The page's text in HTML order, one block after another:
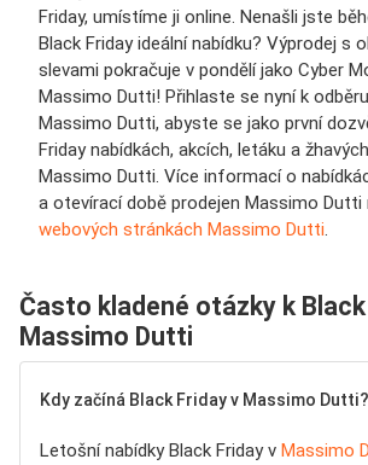
Friday, umístíme ji online. Nenašli jste
Black Friday ideální nabídku? Výprodej s
slevami pokračuje v pondělí jako Cyber
Massimo Dutti! Přihlaste se nyní k
Massimo Dutti, abyste se jako první
Friday nabídkách, akcích, letáku a
Massimo Dutti. Více informací o
a otevírací době prodejen Massimo Dutti
webových stránkách Massimo Dutti.
Často kladené otázky k
Massimo Dutti
Kdy začíná Black Friday v Massimo Dutti?
Letošní nabídky Black Friday v Massimo